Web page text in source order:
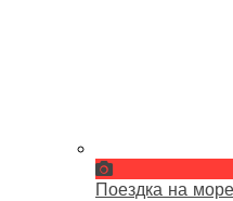
Поездка на